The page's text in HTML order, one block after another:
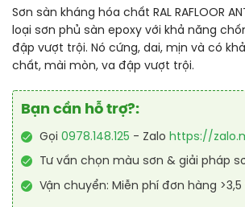
Sơn sàn kháng hóa chất RAL RAFLOOR
loại sơn phủ sàn epoxy với khả năng
đập vượt trội. Nó cứng, dai, mịn và có
chất, mài mòn, va đập vượt trội.
Bạn cần hỗ trợ?:
Gọi 0978.148.125 - Zalo https://
Tư vấn chọn màu sơn & giải pháp
Vận chuyển: Miễn phí đơn hàng >3,5